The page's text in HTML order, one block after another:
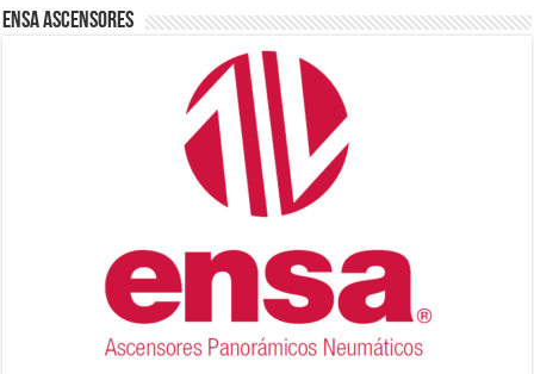
ENSA Ascensores